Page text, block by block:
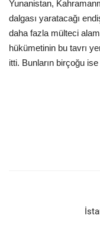
Londra
İş İlanları
Yunanistan,
dalgası yaratacağı
daha fazla mülteci
hükümetinin bu tavrı
itti. Bunların birçoğu